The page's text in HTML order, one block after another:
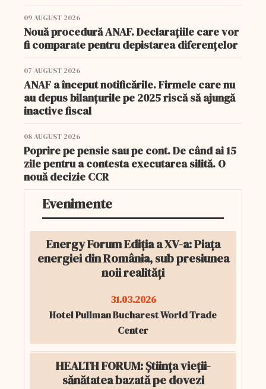
09 AUGUST 2026
Nouă procedură ANAF. Declarațiile care vor
fi comparate pentru depistarea diferențelor
07 AUGUST 2026
ANAF a început notificările. Firmele care nu
au depus bilanțurile pe 2025 riscă să ajungă
inactive fiscal
08 AUGUST 2026
Poprire pe pensie sau pe cont. De când ai 15
zile pentru a contesta executarea silită. O
nouă decizie CCR
Evenimente
Energy Forum Ediția a XV-a: Piața
energiei din România, sub presiunea
noii realități
31.03.2026
Hotel Pullman Bucharest World Trade
Center
HEALTH FORUM: Știința vieții-
sănătatea bazată pe dovezi